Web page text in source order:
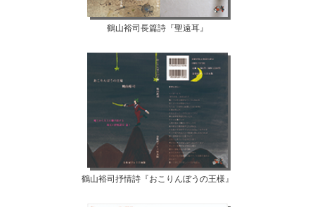
鶴山裕司長篇詩『聖遠耳』
鶴山裕司抒情詩『おこりんぼうの王様』